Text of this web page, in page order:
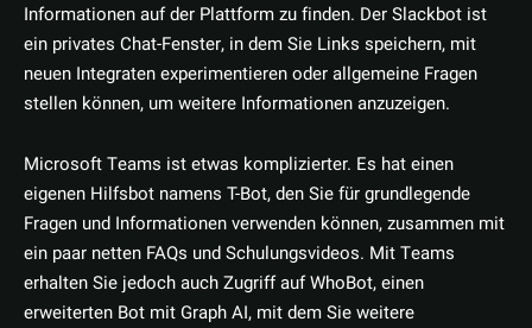
Informationen auf der Plattform zu finden. Der Slackbot ist
ein privates Chat-Fenster, in dem Sie Links speichern, mit
neuen Integraten experimentieren oder allgemeine Fragen
stellen können, um weitere Informationen anzuzeigen.
Microsoft Teams ist etwas komplizierter. Es hat einen
eigenen Hilfsbot namens T-Bot, den Sie für grundlegende
Fragen und Informationen verwenden können, zusammen mit
ein paar netten FAQs und Schulungsvideos. Mit Teams
erhalten Sie jedoch auch Zugriff auf WhoBot, einen
erweiterten Bot mit Graph AI, mit dem Sie weitere